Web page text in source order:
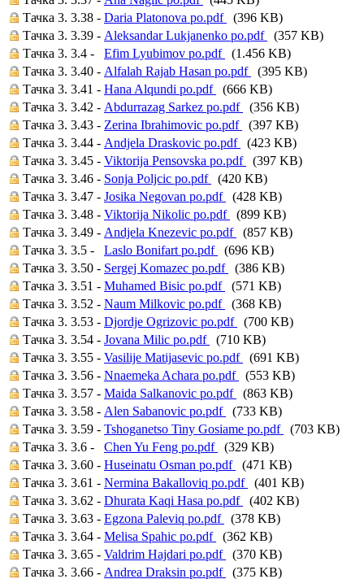
Тачка 3. 3.38 - Daria Platonova po.pdf
(396 KB)
Тачка 3. 3.39 - Aleksandar Lukjanenko po.pdf
(357 KB)
Тачка 3. 3.4 -
Efim Lyubimov po.pdf
(1.456 KB)
Тачка 3. 3.40 - Alfalah Rajab Hasan po.pdf
(395 KB)
Тачка 3. 3.41 - Hana Alqundi po.pdf
(666 KB)
Тачка 3. 3.42 - Abdurrazag Sarkez po.pdf
(356 KB)
Тачка 3. 3.43 - Zerina Ibrahimovic po.pdf
(397 KB)
Тачка 3. 3.44 - Andjela Draskovic po.pdf
(423 KB)
Тачка 3. 3.45 - Viktorija Pensovska po.pdf
(397 KB)
Тачка 3. 3.46 - Sonja Poljcic po.pdf
(420 KB)
Тачка 3. 3.47 - Josika Negovan po.pdf
(428 KB)
Тачка 3. 3.48 - Viktorija Nikolic po.pdf
(899 KB)
Тачка 3. 3.49 - Andjela Knezevic po.pdf
(857 KB)
Тачка 3. 3.5 -
Laslo Bonifart po.pdf
(696 KB)
Тачка 3. 3.50 - Sergej Komazec po.pdf
(386 KB)
Тачка 3. 3.51 - Muhamed Bisic po.pdf
(571 KB)
Тачка 3. 3.52 - Naum Milkovic po.pdf
(368 KB)
Тачка 3. 3.53 - Djordje Ogrizovic po.pdf
(700 KB)
Тачка 3. 3.54 - Jovana Milic po.pdf
(710 KB)
Тачка 3. 3.55 - Vasilije Matijasevic po.pdf
(691 KB)
Тачка 3. 3.56 - Nnaemeka Achara po.pdf
(553 KB)
Тачка 3. 3.57 - Maida Salkanovic po.pdf
(863 KB)
Тачка 3. 3.58 - Alen Sabanovic po.pdf
(733 KB)
Тачка 3. 3.59 - Tshoganetso Tiny Gosiame po.pdf
(703 KB)
Тачка 3. 3.6 -
Chen Yu Feng po.pdf
(329 KB)
Тачка 3. 3.60 - Huseinatu Osman po.pdf
(471 KB)
Тачка 3. 3.61 - Nermina Bakalloviq po.pdf
(401 KB)
Тачка 3. 3.62 - Dhurata Kaqi Hasa po.pdf
(402 KB)
Тачка 3. 3.63 - Egzona Paleviq po.pdf
(378 KB)
Тачка 3. 3.64 - Melisa Spahic po.pdf
(362 KB)
Тачка 3. 3.65 - Valdrim Hajdari po.pdf
(370 KB)
Тачка 3. 3.66 - Andrea Draksin po.pdf (375 KB)